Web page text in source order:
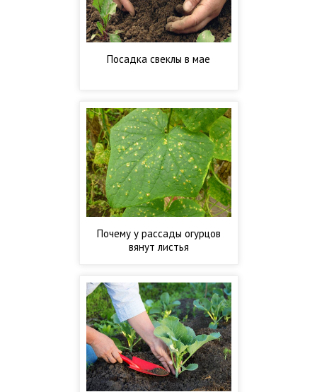
Посадка свеклы в мае
Почему у рассады огурцов
вянут листья